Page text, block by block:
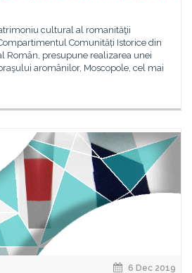
cultural al romanităţii
Comunități Istorice din
Român, presupune realizarea unei
aromânilor, Moscopole, cel mai
6 Dec 2019